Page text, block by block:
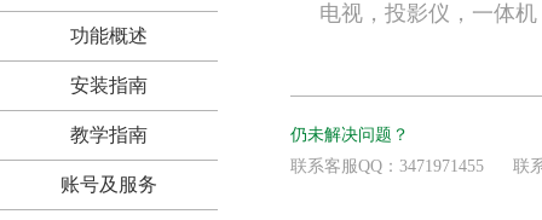
功能概述
安装指南
教学指南
账号及服务
电视，投影仪，一体
仍未解决问题？
联系客服QQ：3471971455 联